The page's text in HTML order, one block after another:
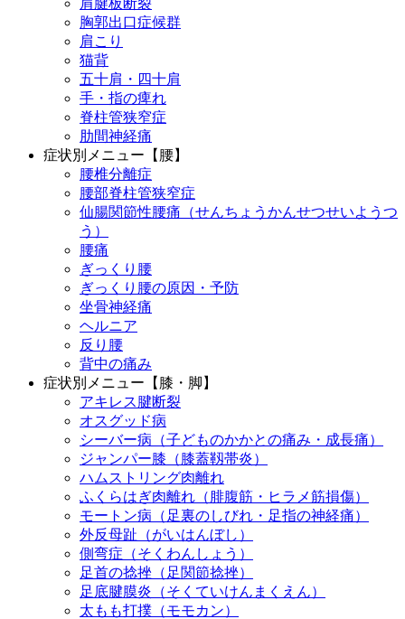
肩腱板断裂
胸郭出口症候群
肩こり
猫背
五十肩・四十肩
手・指の痺れ
脊柱管狭窄症
肋間神経痛
症状別メニュー【腰】
腰椎分離症
腰部脊柱管狭窄症
仙腸関節性腰痛（せんちょうかんせつせいようつ
う）
腰痛
ぎっくり腰
ぎっくり腰の原因・予防
坐骨神経痛
ヘルニア
反り腰
背中の痛み
症状別メニュー【膝・脚】
アキレス腱断裂
オスグッド病
シーバー病（子どものかかとの痛み・成長痛）
ジャンパー膝（膝蓋靱帯炎）
ハムストリング肉離れ
ふくらはぎ肉離れ（腓腹筋・ヒラメ筋損傷）
モートン病（足裏のしびれ・足指の神経痛）
外反母趾（がいはんぼし）
側弯症（そくわんしょう）
足首の捻挫（足関節捻挫）
足底腱膜炎（そくていけんまくえん）
太もも打撲（モモカン）